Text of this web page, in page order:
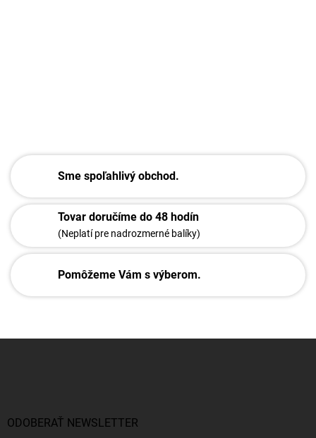
Sme spoľahlivý obchod.
Tovar doručíme do 48 hodín
(Neplatí pre nadrozmerné balíky)
Pomôžeme Vám s výberom.
ODOBERAŤ NEWSLETTER